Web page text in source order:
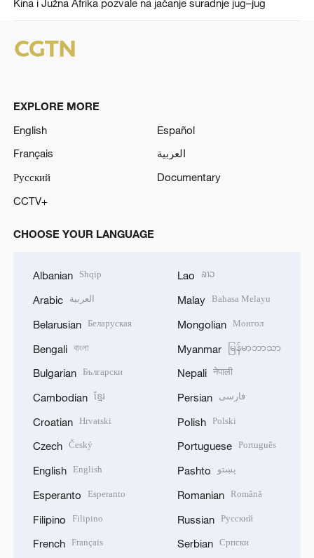
Kina i Južna Afrika pozvale na jačanje suradnje jug–jug
EXPLORE MORE
English
Español
Français
العربية
Русский
Documentary
CCTV+
CHOOSE YOUR LANGUAGE
Albanian Shqip
Arabic العربية
Belarusian Беларуская
Bengali বাংলা
Bulgarian Български
Cambodian ខ្មែរ
Croatian Hrvatski
Czech Český
English English
Esperanto Esperanto
Filipino Filipino
French Français
Lao ລາວ
Malay Bahasa Melayu
Mongolian Монгол
Myanmar မြန်မာဘာသာ
Nepali नेपाली
Persian فارسی
Polish Polski
Portuguese Português
Pashto پښتو
Romanian Română
Russian Русский
Serbian Српски